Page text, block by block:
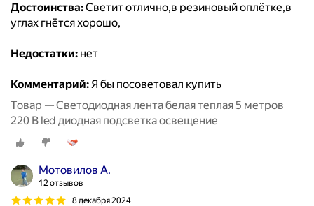
Достоинства:Светит отлично,в резиновый оплётке,в
углах гнётся хорошо,
Недостатки: нет
Комментарий:Я бы посоветовал купить
Товар — Светодиодная лента белая теплая 5 метров
220 В led диодная подсветка освещение
Мотовилов А.
12 отзывов
8 декабря 2024